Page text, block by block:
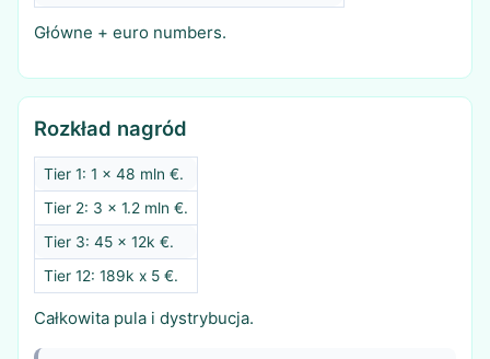
Główne + euro numbers.
Rozkład nagród
Tier 1: 1 x 48 mln €.
Tier 2: 3 x 1.2 mln €.
Tier 3: 45 x 12k €.
Tier 12: 189k x 5 €.
Całkowita pula i dystrybucja.